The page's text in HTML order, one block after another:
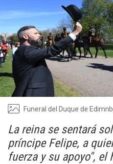
Funeral del Duque de
La reina se sentará
príncipe Felipe, a
fuerza y su apoyo", el